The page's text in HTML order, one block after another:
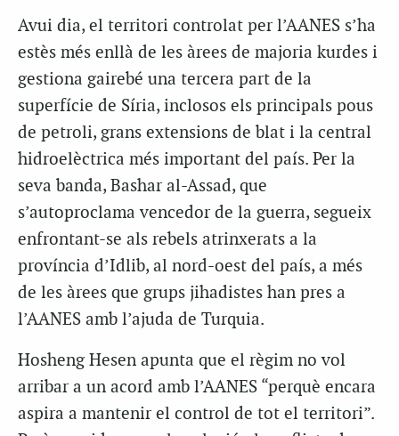
Avui dia, el territori controlat per l’AANES s’ha
estès més enllà de les àrees de majoria kurdes i
gestiona gairebé una tercera part de la
superfície de Síria, inclosos els principals pous
de petroli, grans extensions de blat i la central
hidroelèctrica més important del país. Per la
seva banda, Bashar al-Assad, que
s’autoproclama vencedor de la guerra, segueix
enfrontant-se als rebels atrinxerats a la
província d’Idlib, al nord-oest del país, a més
de les àrees que grups jihadistes han pres a
l’AANES amb l’ajuda de Turquia.
Hosheng Hesen apunta que el règim no vol
arribar a un acord amb l’AANES “perquè encara
aspira a mantenir el control de tot el territori”.